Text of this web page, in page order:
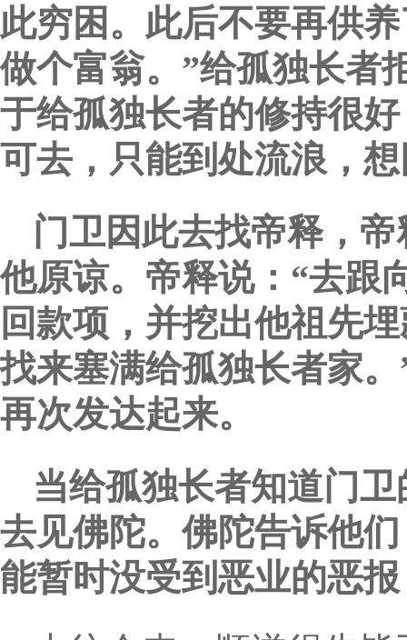
此穷困。此后不要再供
做个富翁。”给孤独长者
于给孤独长者的修持很
可去，只能到处流浪，
门卫因此去找帝释，
他原谅。帝释说：“去跟
回款项，并挖出他祖先
找来塞满给孤独长者家
再次发达起来。
当给孤独长者知道门
去见佛陀。佛陀告诉他
能暂时没受到恶业的恶